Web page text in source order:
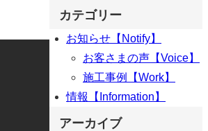
カテゴリー
お知らせ【Notify】
お客さまの声【Voice】
施工事例【Work】
情報【Information】
アーカイブ